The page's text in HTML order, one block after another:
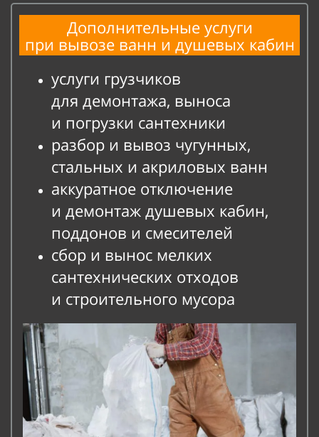
Дополнительные услуги
при вывозе ванн и душевых кабин
услуги грузчиков
для демонтажа, выноса
и погрузки сантехники
разбор и вывоз чугунных,
стальных и акриловых ванн
аккуратное отключение
и демонтаж душевых кабин,
поддонов и смесителей
сбор и вынос мелких
сантехнических отходов
и строительного мусора